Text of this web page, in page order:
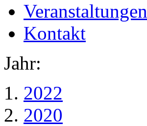
Veranstaltungen
Kontakt
Jahr:
2022
2020